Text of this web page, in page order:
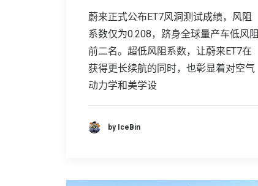
蔚来正式公布ET7风洞测试成绩，风阻
系数仅为0.208，跻身全球量产车低风阻
前二名。超低风阻系数，让蔚来ET7在
获得更长续航的同时，也彰显着对空气
动力学和美学设
by IceBin